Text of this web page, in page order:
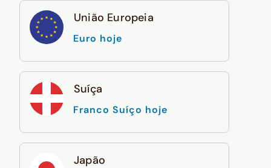
União Europeia
Euro hoje
Suíça
Franco Suíço hoje
Japão